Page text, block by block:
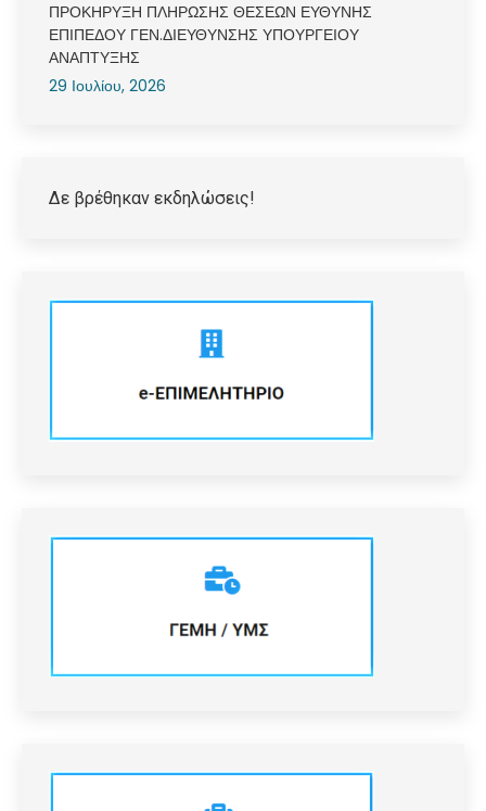
ΠΡΟΚΗΡΥΞΗ ΠΛΗΡΩΣΗΣ ΘΕΣΕΩΝ ΕΥΘΥΝΗΣ
ΕΠΙΠΕΔΟΥ ΓΕΝ.ΔΙΕΥΘΥΝΣΗΣ ΥΠΟΥΡΓΕΙΟΥ
ΑΝΑΠΤΥΞΗΣ
29 Ιουλίου, 2026
Δε βρέθηκαν εκδηλώσεις!